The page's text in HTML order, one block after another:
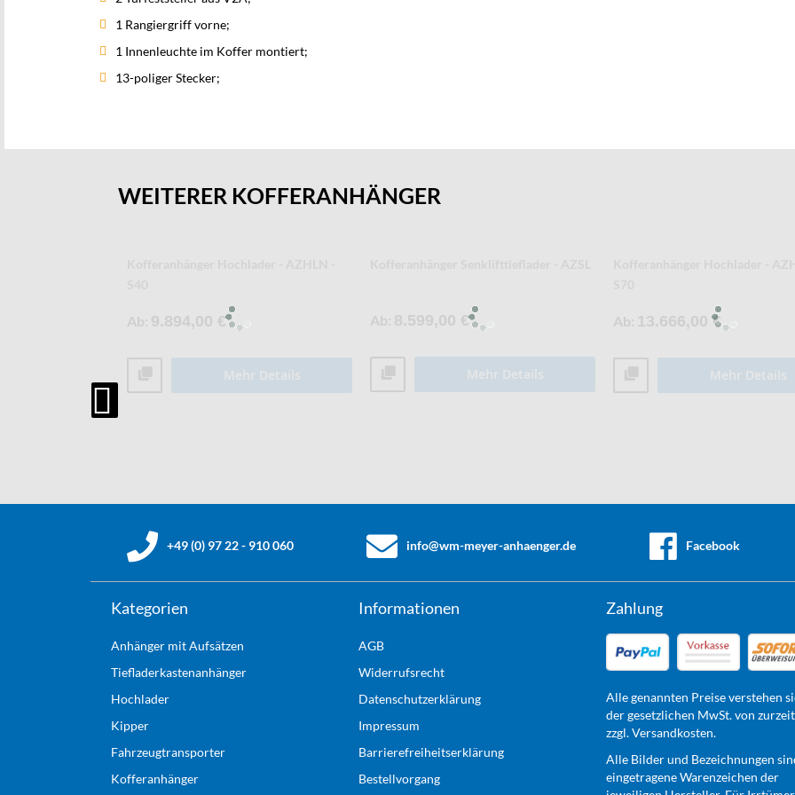
1 Rangiergriff vorne;
1 Innenleuchte im Koffer montiert;
13-poliger Stecker;
WEITERER KOFFERANHÄNGER
17.963,19 €
Mehr Details
10.466,00 €
Mehr Details
4.021,00 €
Mehr Details
+49 (0) 97 22 - 910 060 info@wm-meyer-anhaenger.de Facebook
Kategorien
Anhänger mit Aufsätzen
Tiefladerkastenanhänger
Hochlader
Kipper
Fahrzeugtransporter
Kofferanhänger
Informationen
AGB
Widerrufsrecht
Datenschutzerklärung
Impressum
Barrierefreiheitserklärung
Bestellvorgang
Zahlung
Alle genannten Preise verstehen
der gesetzlichen MwSt. von
zzgl. Versandkosten.
Alle Bilder und Bezeichnungen
eingetragene Warenzeichen der